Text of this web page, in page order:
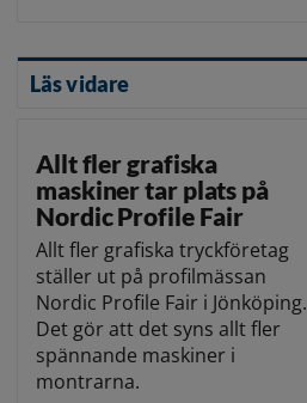
Läs vidare
Allt fler grafiska
maskiner tar plats på
Nordic Profile Fair
Allt fler grafiska tryckföretag
ställer ut på profilmässan
Nordic Profile Fair i Jönköping.
Det gör att det syns allt fler
spännande maskiner i
montrarna.